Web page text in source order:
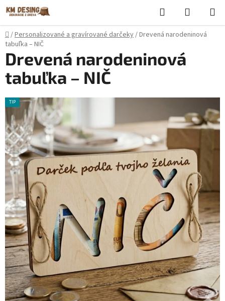
Prejsť
na
obsah
Hľadať
KOŠÍK
Domov
/Personalizované a gravírované darčeky/Drevená narodeninová
tabuľka – NIČ
Drevená narodeninová
tabuľka – NIČ
TIP